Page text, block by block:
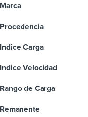
Marca
Procedencia
Indice Carga
Indice Velocidad
Rango de Carga
Remanente